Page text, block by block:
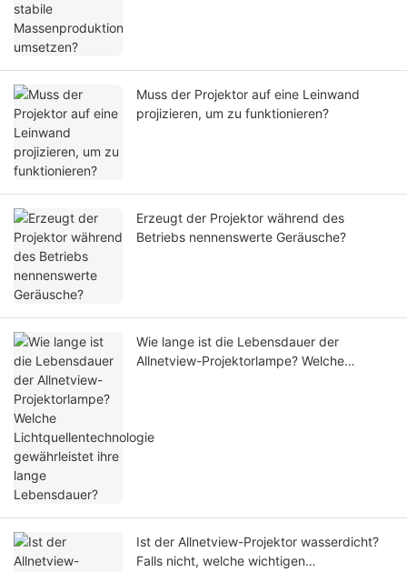
Muss der Projektor auf eine Leinwand
projizieren, um zu funktionieren?
Erzeugt der Projektor während des
Betriebs nennenswerte Geräusche?
Wie lange ist die Lebensdauer der
Allnetview-Projektorlampe? Welche
Ist der Allnetview-Projektor wasserdicht?
Falls nicht, welche wichtigen